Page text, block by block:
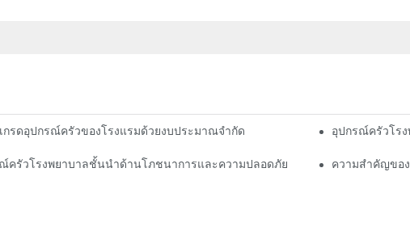
กรดอุปกรณ์ครัวของโรงแรมด้วยงบประมาณจำกัด อุปกรณ์ครัวโร
ครัวโรงพยาบาลชั้นนำด้านโภชนาการและความปลอดภัย ความสำคัญขอ